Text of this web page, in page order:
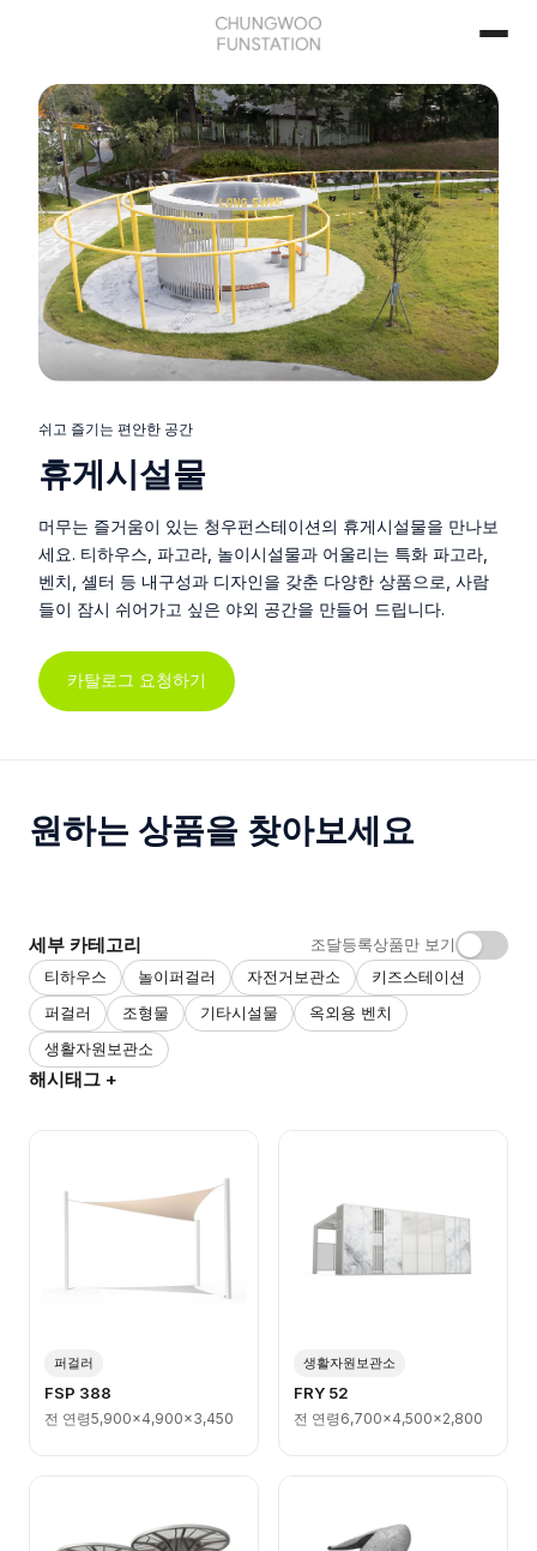
쉬고 즐기는 편안한 공간
휴게시설물
머무는 즐거움이 있는 청우펀스테이션의 휴게시설물을 만나보
세요. 티하우스, 파고라, 놀이시설물과 어울리는 특화 파고라,
벤치, 셸터 등 내구성과 디자인을 갖춘 다양한 상품으로, 사람
들이 잠시 쉬어가고 싶은 야외 공간을 만들어 드립니다.
카탈로그 요청하기
원하는 상품을 찾아보세요
세부 카테고리 조달등록상품만 보기
티하우스 놀이퍼걸러 자전거보관소
키즈스테이션
퍼걸러
조형물 기타시설물
옥외용 벤치
생활자원보관소
해시태그 +
퍼걸러
FSP 388
전 연령5,900x4,900x3,450
생활자원보관소
FRY 52
전 연령 6,700x4,500x2,800